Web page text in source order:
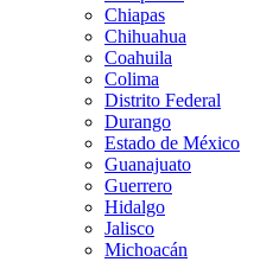
Chiapas
Chihuahua
Coahuila
Colima
Distrito Federal
Durango
Estado de México
Guanajuato
Guerrero
Hidalgo
Jalisco
Michoacán